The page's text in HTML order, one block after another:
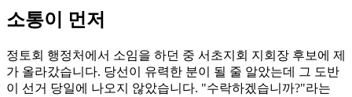
소통이 먼저
정토회 행정처에서 소임을 하던 중 서초지회 지회장 후보에 제
가 올라갔습니다. 당선이 유력한 분이 될 줄 알았는데 그 도반
이 선거 당일에 나오지 않았습니다. "수락하겠습니까?"라는